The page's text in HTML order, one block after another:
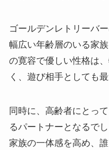
ゴールデンレトリーバ
幅広い年齢層のいる家
の寛容で優しい性格は
く、遊び相手としても最
同時に、高齢者にとっ
るパートナーとなるで
家族の一体感を高め、